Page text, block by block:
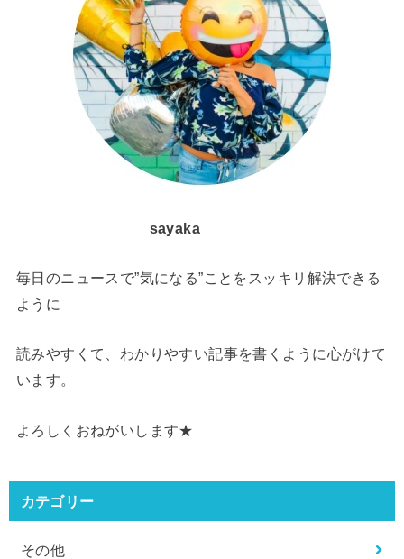
sayaka
毎日のニュースで”気になる”ことをスッキリ解決できる
ように
読みやすくて、わかりやすい記事を書くように心がけて
います。
よろしくおねがいします★
カテゴリー
その他